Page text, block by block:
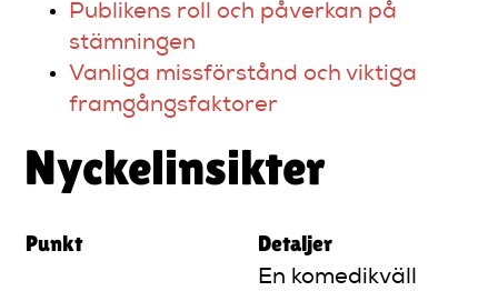
Publikens roll och påverkan på
stämningen
Vanliga missförstånd och viktiga
framgångsfaktorer
Nyckelinsikter
Punkt Detaljer
En komedikväll